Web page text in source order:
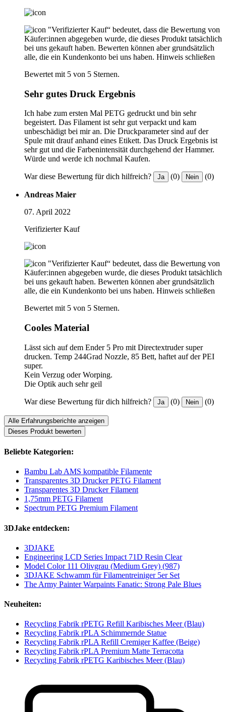
"Verifizierter Kauf“ bedeutet, dass die Bewertung von
Käufer:innen abgegeben wurde, die dieses Produkt tatsächlich
bei uns gekauft haben. Bewerten können aber grundsätzlich
alle, die ein Kundenkonto bei uns haben. Hinweis schließen
Bewertet mit 5 von 5 Sternen.
Sehr gutes Druck Ergebnis
Ich habe zum ersten Mal PETG gedruckt und bin sehr
begeistert. Das Filament ist sehr gut verpackt und kam
unbeschädigt bei mir an. Die Druckparameter sind auf der
Spule mit drauf anhand eines Etikett. Das Druck Ergebnis ist
sehr gut und die Farbenintensität durchgehend der Hammer.
Würde und werde ich nochmal Kaufen.
War diese Bewertung für dich hilfreich? Ja (0) Nein (0)
Andreas Maier
07. April 2022
Verifizierter Kauf
"Verifizierter Kauf“ bedeutet, dass die Bewertung von
Käufer:innen abgegeben wurde, die dieses Produkt tatsächlich
bei uns gekauft haben. Bewerten können aber grundsätzlich
alle, die ein Kundenkonto bei uns haben. Hinweis schließen
Bewertet mit 5 von 5 Sternen.
Cooles Material
Lässt sich auf dem Ender 5 Pro mit Directextruder super
drucken. Temp 244Grad Nozzle, 85 Bett, haftet auf der PEI
super.
Kein Verzug oder Worping.
Die Optik auch sehr geil
War diese Bewertung für dich hilfreich? Ja (0) Nein (0)
Alle Erfahrungsberichte anzeigen
Dieses Produkt bewerten
Beliebte Kategorien:
Bambu Lab AMS kompatible Filamente
Transparentes 3D Drucker PETG Filament
Transparentes 3D Drucker Filament
1,75mm PETG Filament
Spectrum PETG Premium Filament
3DJake entdecken:
3DJAKE
Engineering LCD Series Impact 71D Resin Clear
Model Color 111 Olivgrau (Medium Grey) (987)
3DJAKE Schwamm für Filamentreiniger 5er Set
The Army Painter Warpaints Fanatic: Strong Pale Blues
Neuheiten:
Recycling Fabrik rPETG Refill Karibisches Meer (Blau)
Recycling Fabrik rPLA Schimmernde Statue
Recycling Fabrik rPLA Refill Cremiger Kaffee (Beige)
Recycling Fabrik rPLA Premium Matte Terracotta
Recycling Fabrik rPETG Karibisches Meer (Blau)